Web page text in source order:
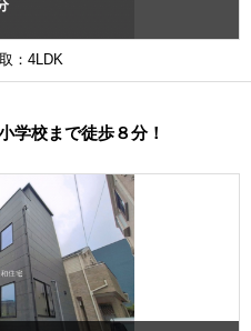
：4LDK
校まで徒歩８分！